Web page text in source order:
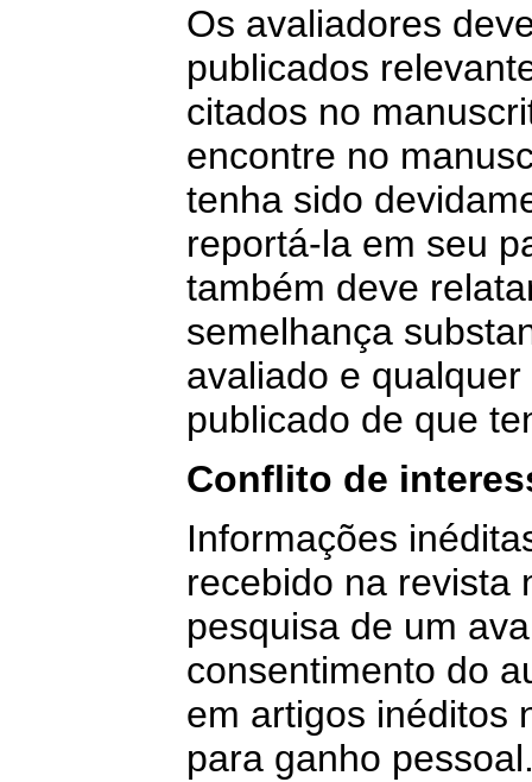
Os avaliadores
publicados
citados no
encontre no
tenha sido
reportá-la em seu
também deve
semelhança
avaliado e
publicado de que
Conflito de
Informações
recebido na revista
pesquisa de um
consentimento do
em artigos inéditos
para ganho